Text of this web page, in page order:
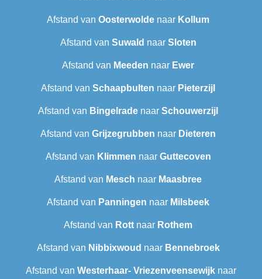
Afstand van Oosterwolde naar Kollum
Afstand van Suwald naar Sloten
Afstand van Meeden naar Ewer
Afstand van Schaapbulten naar Pieterzijl
Afstand van Bingelrade naar Schouwerzijl
Afstand van Grijzegrubben naar Dieteren
Afstand van Klimmen naar Guttecoven
Afstand van Mesch naar Maasbree
Afstand van Panningen naar Milsbeek
Afstand van Rott naar Rothem
Afstand van Nibbixwoud naar Bennebroek
Afstand van Westerhaar- Vriezenveensewijk naar